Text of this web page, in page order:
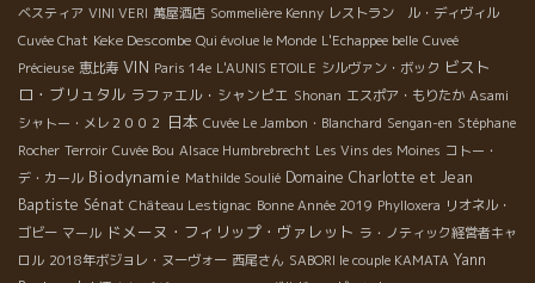
ベスティア VINI VERI 萬屋酒店 Sommelière Kenny レストラン ル・ディヴィル
Cuvée Chat Keke Descombe Qui évolue le Monde L'Echappee belle Cuveé
Précieuse 恵比寿 VIN Paris 14e L'AUNIS ETOILE シルヴァン・ボック ビスト
ロ・ブリュタル ラファエル・シャンピエ Shonan エスポア・もりたか Asami
シャトー・メレ２００２ 日本 Cuvée Le Jambon・Blanchard Sengan-en Stéphane
Rocher Terroir Cuvée Bou Alsace Humbrebrecht Les Vins des Moines コトー・
デ・カール Biodynamie Mathilde Soulié Domaine Charlotte et Jean
Baptiste Sénat Château Lestignac Bonne Année 2019 Phylloxera リオネル・
ゴビー マール ドメーヌ・フィリップ・ヴァレット ラ・ノティック経営者キャ
ロル 2018年ボジョレ・ヌーヴォー 西尾さん SABORI le couple KAMATA Yann